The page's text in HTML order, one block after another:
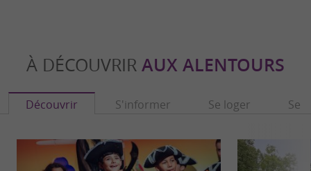
À DÉCOUVRIR AUX ALENTOURS
Découvrir S'informer Se loger Se